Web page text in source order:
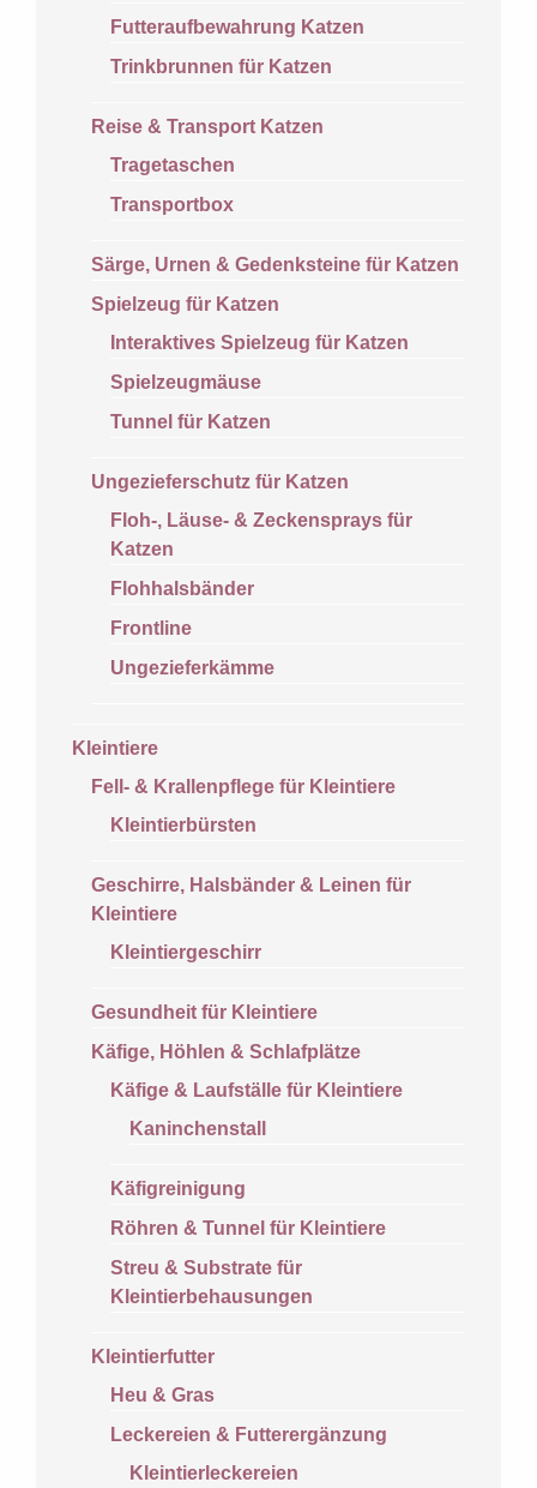
Futteraufbewahrung Katzen
Trinkbrunnen für Katzen
Reise & Transport Katzen
Tragetaschen
Transportbox
Särge, Urnen & Gedenksteine für Katzen
Spielzeug für Katzen
Interaktives Spielzeug für Katzen
Spielzeugmäuse
Tunnel für Katzen
Ungezieferschutz für Katzen
Floh-, Läuse- & Zeckensprays für
Katzen
Flohhalsbänder
Frontline
Ungezieferkämme
Kleintiere
Fell- & Krallenpflege für Kleintiere
Kleintierbürsten
Geschirre, Halsbänder & Leinen für
Kleintiere
Kleintiergeschirr
Gesundheit für Kleintiere
Käfige, Höhlen & Schlafplätze
Käfige & Laufställe für Kleintiere
Kaninchenstall
Käfigreinigung
Röhren & Tunnel für Kleintiere
Streu & Substrate für
Kleintierbehausungen
Kleintierfutter
Heu & Gras
Leckereien & Futterergänzung
Kleintierleckereien